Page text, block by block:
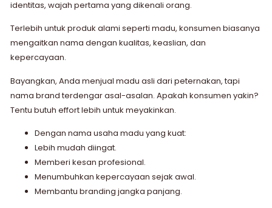
identitas, wajah pertama yang dikenali orang.
Terlebih untuk produk alami seperti madu, konsumen biasanya
mengaitkan nama dengan kualitas, keaslian, dan
kepercayaan.
Bayangkan, Anda menjual madu asli dari peternakan, tapi
nama brand terdengar asal-asalan. Apakah konsumen yakin?
Tentu butuh effort lebih untuk meyakinkan.
Dengan nama usaha madu yang kuat:
Lebih mudah diingat.
Memberi kesan profesional.
Menumbuhkan kepercayaan sejak awal.
Membantu branding jangka panjang.